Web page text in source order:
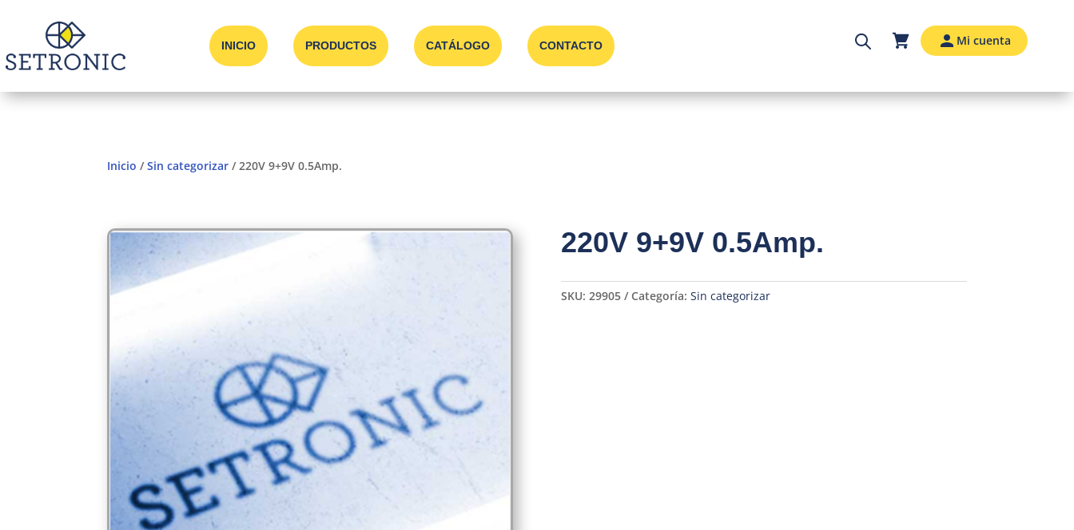
INICIO PRODUCTOS CATÁLOGO CONTACTO Mi cuenta
Inicio /Sin categorizar / 220V 9+9V 0.5Amp.
220V 9+9V 0.5Amp.
SKU: 29905 Categoría: Sin categorizar